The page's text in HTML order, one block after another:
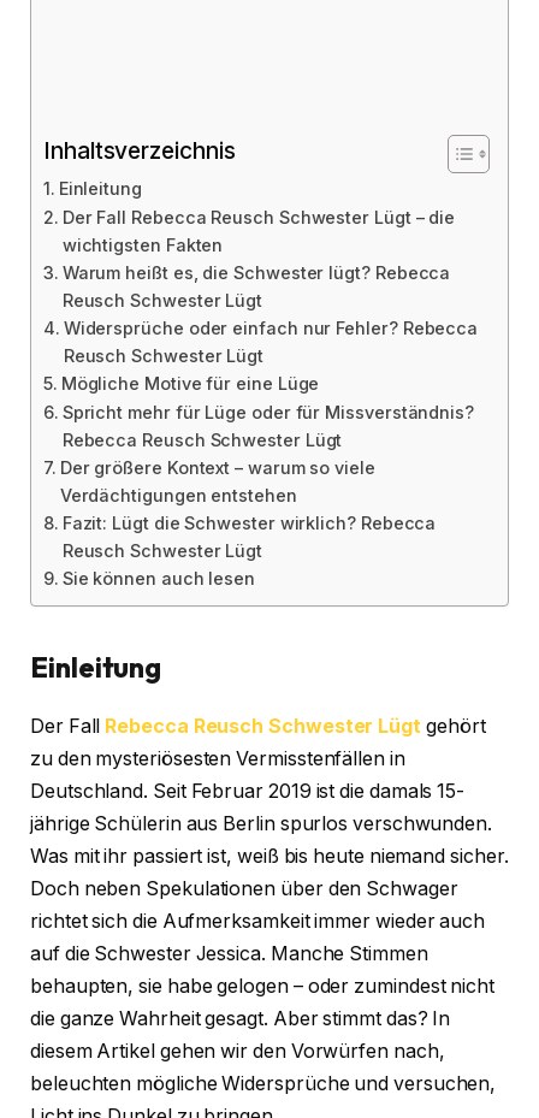
Inhaltsverzeichnis
Einleitung
Der Fall Rebecca Reusch Schwester Lügt – die
wichtigsten Fakten
Warum heißt es, die Schwester lügt? Rebecca
Reusch Schwester Lügt
Widersprüche oder einfach nur Fehler? Rebecca
Reusch Schwester Lügt
Mögliche Motive für eine Lüge
Spricht mehr für Lüge oder für Missverständnis?
Rebecca Reusch Schwester Lügt
Der größere Kontext – warum so viele
Verdächtigungen entstehen
Fazit: Lügt die Schwester wirklich? Rebecca
Reusch Schwester Lügt
Sie können auch lesen
Einleitung
Der Fall Rebecca Reusch Schwester Lügt gehört
zu den mysteriösesten Vermisstenfällen in
Deutschland. Seit Februar 2019 ist die damals 15-
jährige Schülerin aus Berlin spurlos verschwunden.
Was mit ihr passiert ist, weiß bis heute niemand sicher.
Doch neben Spekulationen über den Schwager
richtet sich die Aufmerksamkeit immer wieder auch
auf die Schwester Jessica. Manche Stimmen
behaupten, sie habe gelogen – oder zumindest nicht
die ganze Wahrheit gesagt. Aber stimmt das? In
diesem Artikel gehen wir den Vorwürfen nach,
beleuchten mögliche Widersprüche und versuchen,